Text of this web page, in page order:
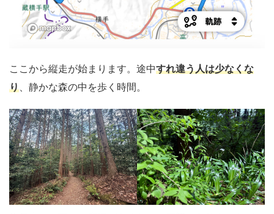
ここから縦走が始まります。途中すれ違う人は少なくな
り 、静かな森の中を歩く時間。